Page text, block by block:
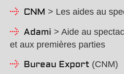
CNM > Les aides au
Adami > Aide au
et aux premières parties
Bureau Export (CNM)